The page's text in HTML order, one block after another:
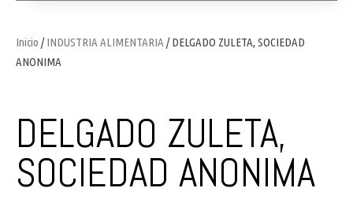
Inicio /INDUSTRIA ALIMENTARIA / DELGADO ZULETA, SOCIEDAD
ANONIMA
DELGADO ZULETA,
SOCIEDAD ANONIMA